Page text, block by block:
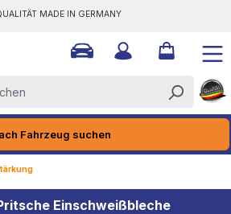
MADE IN GERMANY
Fahrzeug suchen
Einschweißbleche